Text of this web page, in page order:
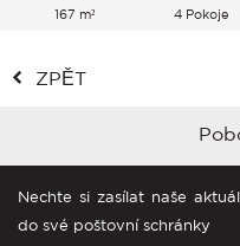
167 m² 4 Pokoje
ZPĚT
Nechte si zasílat naše
do své poštovní schránky